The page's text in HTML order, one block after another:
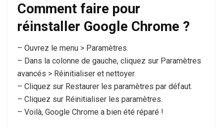
Comment faire pour
réinstaller Google Chrome ?
– Ouvrez le menu > Paramètres.
– Dans la colonne de gauche, cliquez sur Paramètres
avancés > Réinitialiser et nettoyer.
– Cliquez sur Restaurer les paramètres par défaut.
– Cliquez sur Réinitialiser les paramètres.
– Voilà, Google Chrome a bien été réparé !